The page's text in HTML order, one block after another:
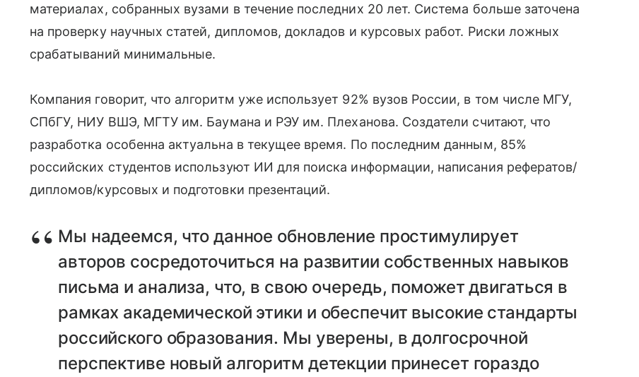
материалах, собранных вузами в течение последних 20 лет. Система больше заточена
на проверку научных статей, дипломов, докладов и курсовых работ. Риски ложных
срабатываний минимальные.
Компания говорит, что алгоритм уже использует 92% вузов России, в том числе МГУ,
СПбГУ, НИУ ВШЭ, МГТУ им. Баумана и РЭУ им. Плеханова. Создатели считают, что
разработка особенна актуальна в текущее время. По последним данным, 85%
российских студентов используют ИИ для поиска информации, написания рефератов/
дипломов/курсовых и подготовки презентаций.
Мы надеемся, что данное обновление простимулирует
авторов сосредоточиться на развитии собственных навыков
письма и анализа, что, в свою очередь, поможет двигаться в
рамках академической этики и обеспечит высокие стандарты
российского образования. Мы уверены, в долгосрочной
перспективе новый алгоритм детекции принесет гораздо